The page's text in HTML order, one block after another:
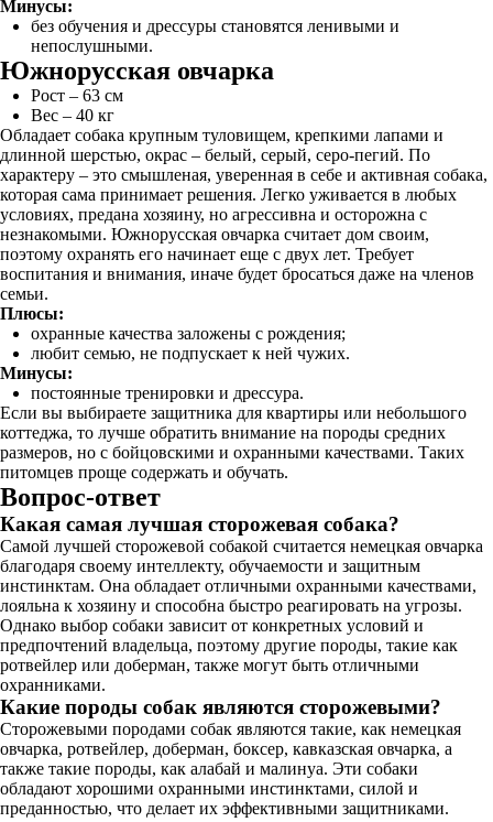
Минусы:
без обучения и дрессуры становятся ленивыми и
непослушными.
Южнорусская овчарка
Рост – 63 см
Вес – 40 кг
Обладает собака крупным туловищем, крепкими лапами и
длинной шерстью, окрас – белый, серый, серо-пегий. По
характеру – это смышленая, уверенная в себе и активная собака,
которая сама принимает решения. Легко уживается в любых
условиях, предана хозяину, но агрессивна и осторожна с
незнакомыми. Южнорусская овчарка считает дом своим,
поэтому охранять его начинает еще с двух лет. Требует
воспитания и внимания, иначе будет бросаться даже на членов
семьи.
Плюсы:
охранные качества заложены с рождения;
любит семью, не подпускает к ней чужих.
Минусы:
постоянные тренировки и дрессура.
Если вы выбираете защитника для квартиры или небольшого
коттеджа, то лучше обратить внимание на породы средних
размеров, но с бойцовскими и охранными качествами. Таких
питомцев проще содержать и обучать.
Вопрос-ответ
Какая самая лучшая сторожевая собака?
Самой лучшей сторожевой собакой считается немецкая овчарка
благодаря своему интеллекту, обучаемости и защитным
инстинктам. Она обладает отличными охранными качествами,
лояльна к хозяину и способна быстро реагировать на угрозы.
Однако выбор собаки зависит от конкретных условий и
предпочтений владельца, поэтому другие породы, такие как
ротвейлер или доберман, также могут быть отличными
охранниками.
Какие породы собак являются сторожевыми?
Сторожевыми породами собак являются такие, как немецкая
овчарка, ротвейлер, доберман, боксер, кавказская овчарка, а
также такие породы, как алабай и малинуа. Эти собаки
обладают хорошими охранными инстинктами, силой и
преданностью, что делает их эффективными защитниками.